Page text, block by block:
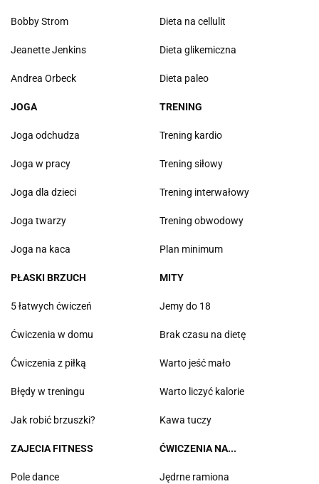
Bobby Strom
Jeanette Jenkins
Andrea Orbeck
Dieta na cellulit
Dieta glikemiczna
Dieta paleo
JOGA
Joga odchudza
Joga w pracy
Joga dla dzieci
Joga twarzy
Joga na kaca
TRENING
Trening kardio
Trening siłowy
Trening interwałowy
Trening obwodowy
Plan minimum
PŁASKI BRZUCH
5 łatwych ćwiczeń
Ćwiczenia w domu
Ćwiczenia z piłką
Błędy w treningu
Jak robić brzuszki?
MITY
Jemy do 18
Brak czasu na dietę
Warto jeść mało
Warto liczyć kalorie
Kawa tuczy
ZAJECIA FITNESS
Pole dance
ĆWICZENIA NA...
Jędrne ramiona